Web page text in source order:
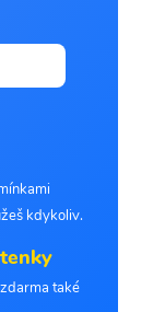
kdykoliv.
také